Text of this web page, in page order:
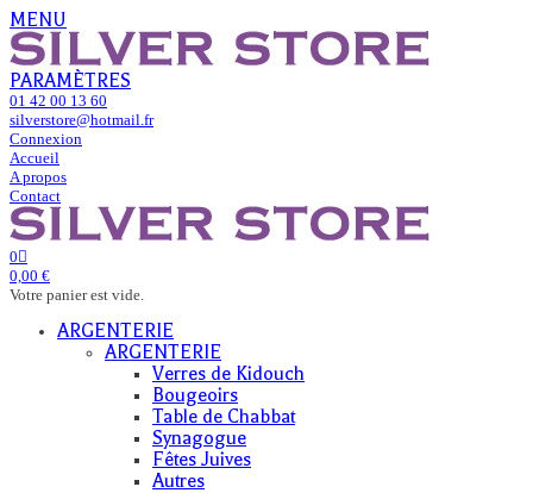
MENU
PARAMÈTRES
01 42 00 13 60
silverstore@hotmail.fr
Connexion
Accueil
A propos
Contact
0
0,00 €
Votre panier est vide.
ARGENTERIE
ARGENTERIE
Verres de Kidouch
Bougeoirs
Table de Chabbat
Synagogue
Fêtes Juives
Autres